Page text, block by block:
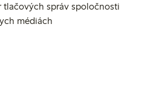
tlačových správ spoločnosti
médiách